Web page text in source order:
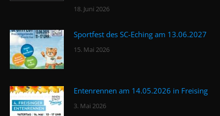
18. Juni 2026
Sportfest des SC-Eching am 13.06.2027
15. Mai 2026
Entenrennen am 14.05.2026 in Freising
3. Mai 2026